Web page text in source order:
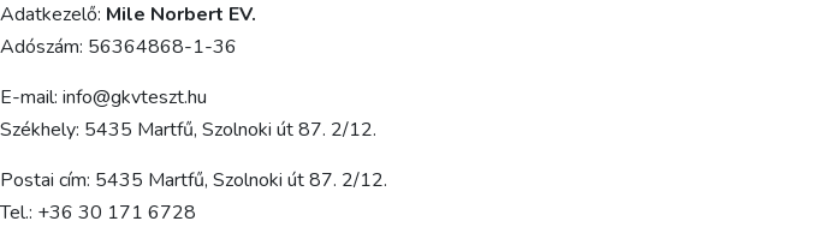
Adatkezelő: Mile Norbert EV.
Adószám: 56364868-1-36
E-mail: info@gkvteszt.hu
Székhely: 5435 Martfű, Szolnoki út 87. 2/12.
Postai cím: 5435 Martfű, Szolnoki út 87. 2/12.
Tel.: +36 30 171 6728